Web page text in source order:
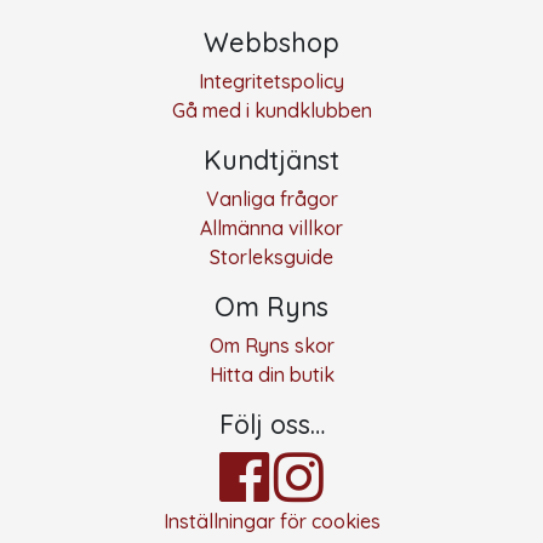
Webbshop
Integritetspolicy
Gå med i kundklubben
Kundtjänst
Vanliga frågor
Allmänna villkor
Storleksguide
Om Ryns
Om Ryns skor
Hitta din butik
Följ oss…
Inställningar för cookies